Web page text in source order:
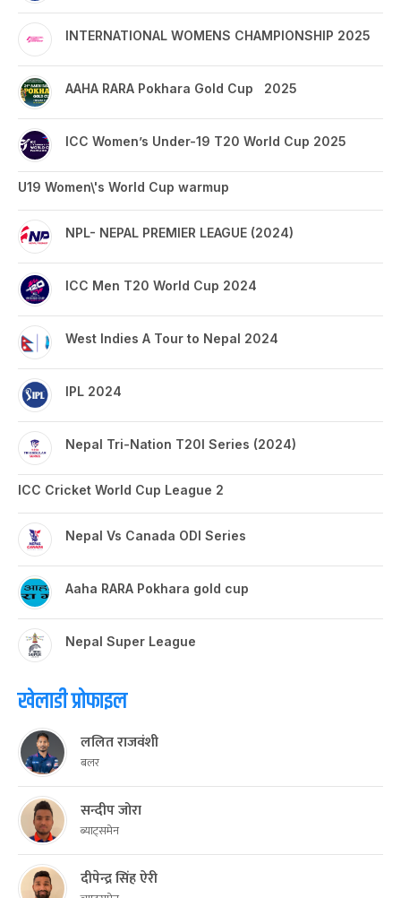
INTERNATIONAL WOMENS CHAMPIONSHIP 2025
AAHA RARA Pokhara Gold Cup 2025
ICC Women’s Under-19 T20 World Cup 2025
U19 Women\'s World Cup warmup
NPL- NEPAL PREMIER LEAGUE (2024)
ICC Men T20 World Cup 2024
West Indies A Tour to Nepal 2024
IPL 2024
Nepal Tri-Nation T20I Series (2024)
ICC Cricket World Cup League 2
Nepal Vs Canada ODI Series
Aaha RARA Pokhara gold cup
Nepal Super League
खेलाडी प्रोफाइल
ललित राजवंशी
बलर
सन्दीप जोरा
ब्याट्समेन
दीपेन्द्र सिंह ऐरी